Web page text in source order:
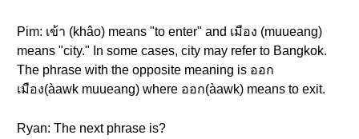
Pim: เข้า (khâo) means "to enter" and เมือง (muueang)
means "city." In some cases, city may refer to Bangkok.
The phrase with the opposite meaning is ออก
เมือง(àawk muueang) where ออก(àawk) means to exit.
Ryan: The next phrase is?